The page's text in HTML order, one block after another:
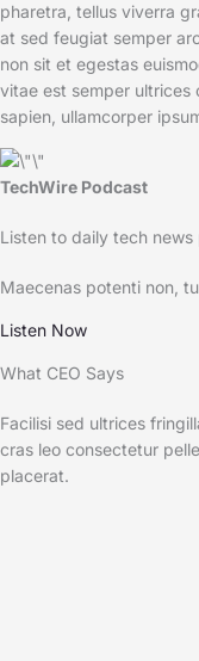
pharetra, tellus viverra
at sed feugiat semper
non sit et egestas
vitae est semper ultrices
sapien, ullamcorper
TechWire Podcast​
Listen to daily tech news
Maecenas potenti non,
Listen Now
What CEO Says​
Facilisi sed ultrices
cras leo consectetur
placerat.